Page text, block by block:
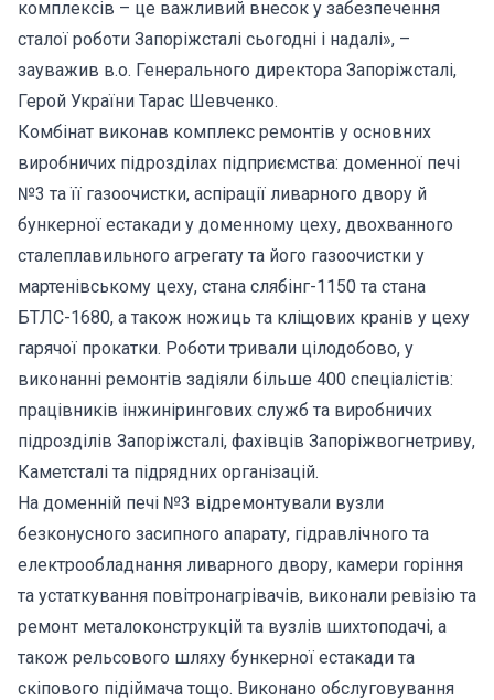
комплексів – це важливий внесок у забезпечення
сталої роботи Запоріжсталі сьогодні і надалі», –
зауважив в.о. Генерального директора Запоріжсталі,
Герой України Тарас Шевченко.
Комбінат виконав комплекс ремонтів у основних
виробничих підрозділах підприємства: доменної печі
№3 та її газоочистки, аспірації ливарного двору й
бункерної естакади у доменному цеху, двохванного
сталеплавильного агрегату та його газоочистки у
мартенівському цеху, стана слябінг-1150 та стана
БТЛС-1680, а також ножиць та кліщових кранів у цеху
гарячої прокатки. Роботи тривали цілодобово, у
виконанні ремонтів задіяли більше 400 спеціалістів:
працівників інжинірингових служб та виробничих
підрозділів Запоріжсталі, фахівців Запоріжвогнетриву,
Каметсталі та підрядних організацій.
На доменній печі №3 відремонтували вузли
безконусного засипного апарату, гідравлічного та
електрообладнання ливарного двору, камери горіння
та устаткування повітронагрівачів, виконали ревізію та
ремонт металоконструкцій та вузлів шихтоподачі, а
також рельсового шляху бункерної естакади та
скіпового підіймача тощо. Виконано обслуговування